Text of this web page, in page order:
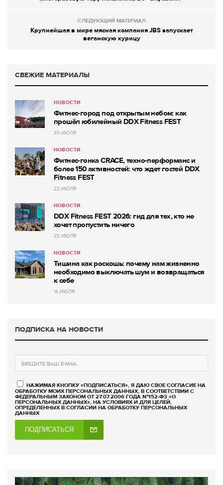
СЛЕДУЮЩИЙ МАТЕРИАЛ
Крупнейшая в мире мясная компания JBS запускает
веганскую курицу
СВЕЖИЕ МАТЕРИАЛЫ
НОВОСТИ
Фитнес-город под открытым небом: как
прошёл юбилейный DDX Fitness FEST
30 ИЮЛЯ
НОВОСТИ
Фитнес-гонка CRACE, техно-перформанс и
более 150 активностей: что ждет гостей DDX
Fitness FEST
23 ИЮЛЯ
НОВОСТИ
DDX Fitness FEST 2026: гид для тех, кто не
хочет пропустить ничего
20 ИЮЛЯ
НОВОСТИ
Тишина как роскошь: почему нам жизненно
необходимо выключать шум и возвращаться
к себе
14 ИЮЛЯ
ПОДПИСКА НА НОВОСТИ
НАЖИМАЯ КНОПКУ «ПОДПИСАТЬСЯ», Я ДАЮ СВОЕ СОГЛАСИЕ НА
ОБРАБОТКУ МОИХ ПЕРСОНАЛЬНЫХ ДАННЫХ, В СООТВЕТСТВИИ С
ФЕДЕРАЛЬНЫМ ЗАКОНОМ ОТ 27.07.2006 ГОДА №152-ФЗ «О
ПЕРСОНАЛЬНЫХ ДАННЫХ», НА УСЛОВИЯХ И ДЛЯ ЦЕЛЕЙ,
ОПРЕДЕЛЕННЫХ В СОГЛАСИИ НА ОБРАБОТКУ ПЕРСОНАЛЬНЫХ
ДАННЫХ
ПОДПИСАТЬСЯ